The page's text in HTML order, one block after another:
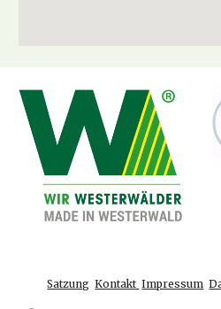
Satzung Kontakt Impressum